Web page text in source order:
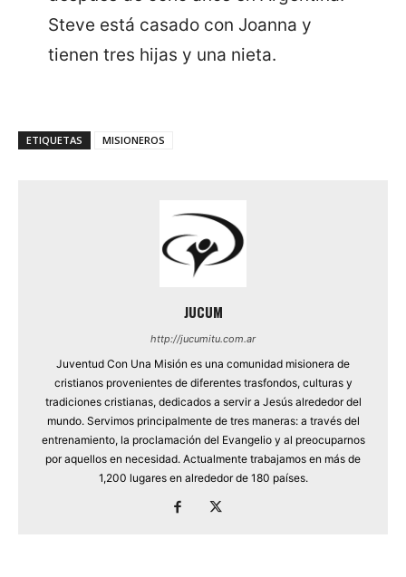
Steve está casado con Joanna y
tienen tres hijas y una nieta.
ETIQUETAS MISIONEROS
JUCUM
http://jucumitu.com.ar
Juventud Con Una Misión es una comunidad misionera de
cristianos provenientes de diferentes trasfondos, culturas y
tradiciones cristianas, dedicados a servir a Jesús alrededor del
mundo. Servimos principalmente de tres maneras: a través del
entrenamiento, la proclamación del Evangelio y al preocuparnos
por aquellos en necesidad. Actualmente trabajamos en más de
1,200 lugares en alrededor de 180 países.